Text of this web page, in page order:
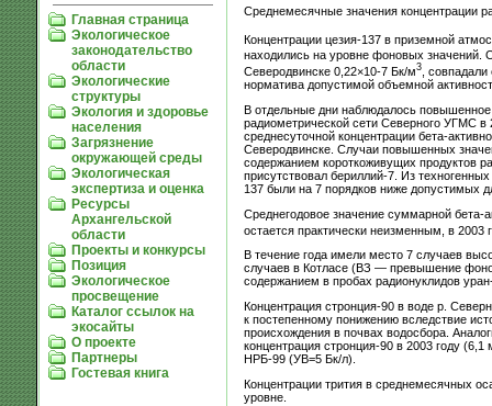
Главная страница
Экологическое
законодательство
области
Экологические
структуры
Экология и здоровье
населения
Загрязнение
окружающей среды
Экологическая
экспертиза и оценка
Ресурсы
Архангельской
области
Проекты и конкурсы
Позиция
Экологическое
просвещение
Каталог ссылок на
экосайты
О проекте
Партнеры
Гостевая книга
Среднемесячные значения концентрации
Концентрации цезия-137 в приземной
находились на уровне фоновых значений.
Северодвинске 0,22×10-7 Бк/м3, совпадали
норматива допустимой объемной
В отдельные дни наблюдалось
радиометрической сети Северного УГМС в
среднесуточной концентрации бета-
Северодвинске. Случаи повышенных
содержанием короткоживущих продуктов
присутствовал бериллий-7. Из
137 были на 7 порядков ниже допустимых
Среднегодовое значение суммарной бета-
остается практически неизменным, в 2003
В течение года имели место 7 случаев
случаев в Котласе (ВЗ — превышение
содержанием в пробах радионуклидов
Концентрация стронция-90 в воде р.
к постепенному понижению вследствие
происхождения в почвах водосбора.
концентрация стронция-90 в 2003 году
НРБ-99 (УВ=5 Бк/л).
Концентрации трития в среднемесячных
уровне.